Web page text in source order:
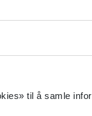
til å samle
2022
ROP 2021